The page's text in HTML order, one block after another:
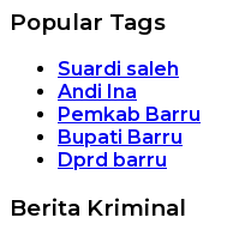
Popular Tags
Suardi saleh
Andi Ina
Pemkab Barru
Bupati Barru
Dprd barru
Berita Kriminal